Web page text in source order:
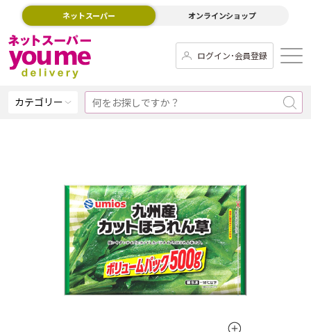
ネットスーパー オンラインショップ
ログイン･会員登録
カテゴリー